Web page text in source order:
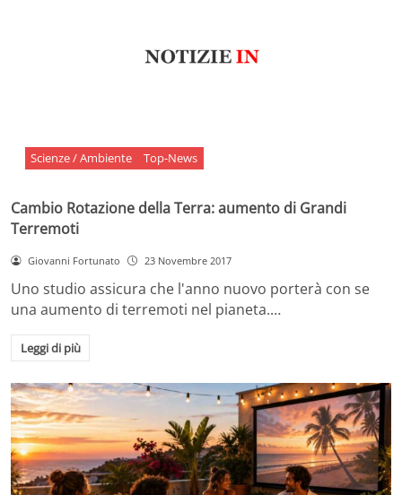
Scienze / Ambiente Top-News
Cambio Rotazione della Terra: aumento di Grandi
Terremoti
Giovanni Fortunato 23 Novembre 2017
Uno studio assicura che l'anno nuovo porterà con se
una aumento di terremoti nel pianeta.…
Leggi di più